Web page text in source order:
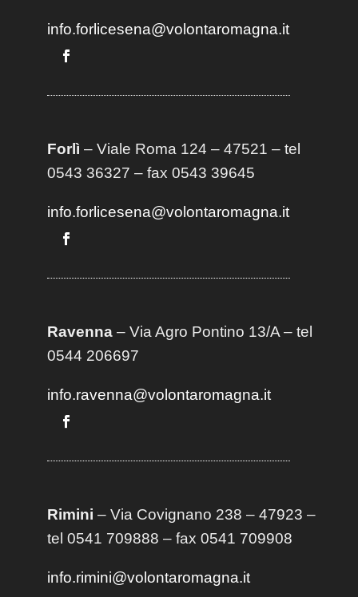
info.forlicesena@volontaromagna.it
Forlì – Viale Roma 124 – 47521 – tel
0543 36327 – fax 0543 39645
info.forlicesena@volontaromagna.it
Ravenna– Via Agro Pontino 13/A– tel
0544 206697
info.ravenna@volontaromagna.it
Rimini – Via Covignano 238 – 47923 –
tel 0541 709888 – fax 0541 709908
info.rimini@volontaromagna.it